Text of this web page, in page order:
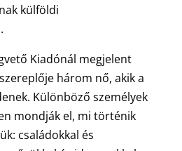
külföldi
Kiadónál megjelent
három nő, akik a
Különböző személyek
mondják el, mi történik
családokkal és